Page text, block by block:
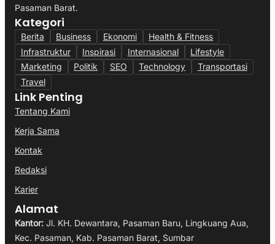
Pasaman Barat.
Kategori
Berita Business Ekonomi
Health & Fitness
Infrastruktur
Inspirasi Internasional
Lifestyle
Marketing
Politik SEO Technology
Transportasi
Travel
Link Penting
Tentang Kami
Kerja Sama
Kontak
Redaksi
Karier
Alamat
Kantor: Jl. KH. Dewantara, Pasaman Baru, Lingkuang Aua,
Kec. Pasaman, Kab. Pasaman Barat, Sumbar